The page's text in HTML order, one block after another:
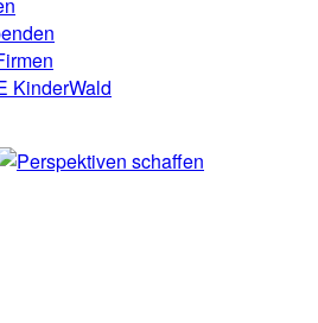
KinderWald